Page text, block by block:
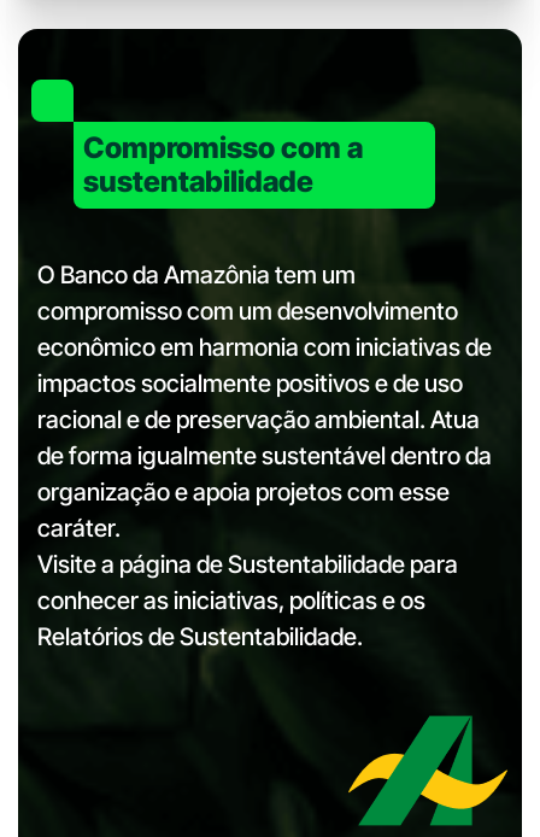
Compromisso com a
sustentabilidade
O Banco da Amazônia tem um
compromisso com um desenvolvimento
econômico em harmonia com iniciativas de
impactos socialmente positivos e de uso
racional e de preservação ambiental. Atua
de forma igualmente sustentável dentro da
organização e apoia projetos com esse
caráter.
Visite a página deSustentabilidade para
conhecer as iniciativas, políticas e os
Relatórios de Sustentabilidade.